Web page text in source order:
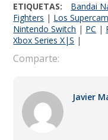
ETIQUETAS: Bandai
Fighters | Los
Nintendo Switch | PC |
Xbox Series X|S |
Comparte:
Javier